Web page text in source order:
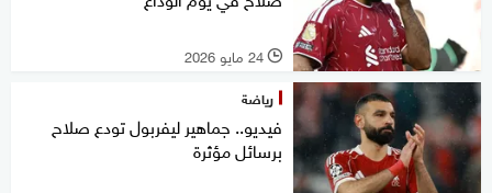
l 24 مايو 2026
رياضة
فيديو.. جماهير ليفربول تودع صلاح
برسائل مؤثرة